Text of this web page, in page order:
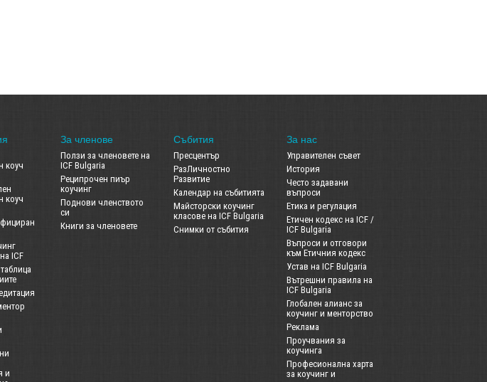
коуч
коуч
ICF
и
За членове
Ползи за членовете на
ICF Bulgaria
Реципрочен пиър
коучинг
Поднови членството
си
Книги за членовете
Събития
Пресцентър
РазЛичностно
Развитие
Календар на събитията
Майсторски коучинг
класове на ICF Bulgaria
Снимки от събития
За нас
Управителен съвет
История
Често задавани
въпроси
Етика и регулация
Етичен кодекс на ICF /
ICF Bulgaria
Въпроси и отговори
към Етичния кодекс
Устав на ICF Bulgaria
Вътрешни правила на
ICF Bulgaria
Глобален алианс за
коучинг и менторство
Реклама
Проучвания за
коучинга
Професионална харта
за коучинг и